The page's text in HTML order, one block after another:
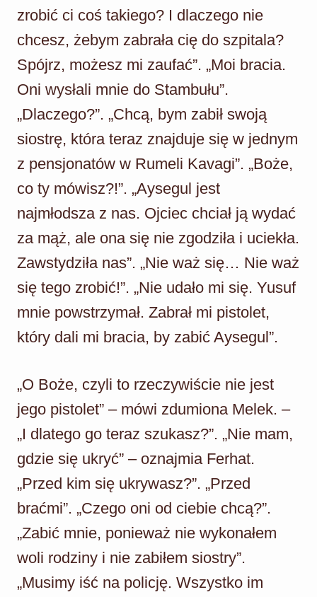
zrobić ci coś takiego? I dlaczego nie
chcesz, żebym zabrała cię do szpitala?
Spójrz, możesz mi zaufać”. „Moi bracia.
Oni wysłali mnie do Stambułu”.
„Dlaczego?”. „Chcą, bym zabił swoją
siostrę, która teraz znajduje się w jednym
z pensjonatów w Rumeli Kavagi”. „Boże,
co ty mówisz?!”. „Aysegul jest
najmłodsza z nas. Ojciec chciał ją wydać
za mąż, ale ona się nie zgodziła i uciekła.
Zawstydziła nas”. „Nie waż się… Nie waż
się tego zrobić!”. „Nie udało mi się. Yusuf
mnie powstrzymał. Zabrał mi pistolet,
który dali mi bracia, by zabić Aysegul”.
„O Boże, czyli to rzeczywiście nie jest
jego pistolet” – mówi zdumiona Melek. –
„I dlatego go teraz szukasz?”. „Nie mam,
gdzie się ukryć” – oznajmia Ferhat.
„Przed kim się ukrywasz?”. „Przed
braćmi”. „Czego oni od ciebie chcą?”.
„Zabić mnie, ponieważ nie wykonałem
woli rodziny i nie zabiłem siostry”.
„Musimy iść na policję. Wszystko im